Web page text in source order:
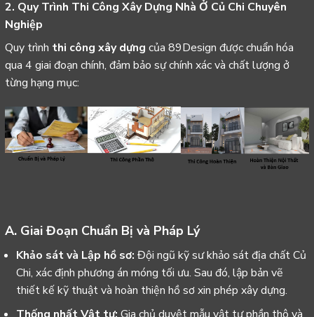
2. Quy Trình Thi Công Xây Dựng Nhà Ở Củ Chi Chuyên
Nghiệp
Quy trình thi công xây dựng của 89Design được chuẩn hóa
qua 4 giai đoạn chính, đảm bảo sự chính xác và chất lượng ở
từng hạng mục:
A. Giai Đoạn Chuẩn Bị và Pháp Lý
Khảo sát và Lập hồ sơ: Đội ngũ kỹ sư khảo sát địa chất Củ
Chi, xác định phương án móng tối ưu. Sau đó, lập bản vẽ
thiết kế kỹ thuật và hoàn thiện hồ sơ xin phép xây dựng.